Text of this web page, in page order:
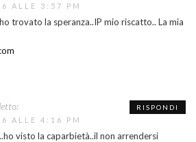
ALLE 3:57 PM
trovato la speranza..IP mio riscatto.. La mia
ALLE 4:16 PM
visto la caparbietà..il non arrendersi
RISPONDI